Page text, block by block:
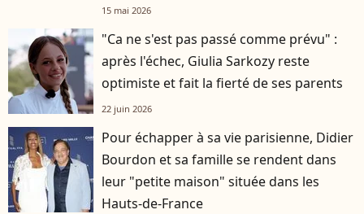
15 mai 2026
"Ca ne s'est pas passé comme prévu" :
après l'échec, Giulia Sarkozy reste
optimiste et fait la fierté de ses parents
22 juin 2026
Pour échapper à sa vie parisienne, Didier
Bourdon et sa famille se rendent dans
leur "petite maison" située dans les
Hauts-de-France